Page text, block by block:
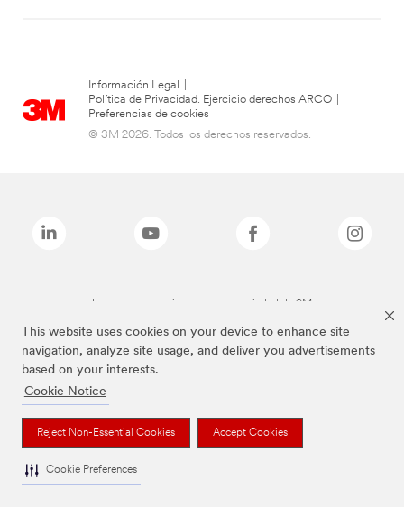
This website uses cookies on your device to enhance site
navigation, analyze site usage, and deliver you advertisements
based on your interests.
Cookie Notice
Reject Non-Essential Cookies Accept Cookies
Cookie Preferences
Información Legal
Política de Privacidad. Ejercicio derechos ARCO
Preferencias de cookies
© 3M 2026. Todos los derechos reservados.
Las marcas mencionadas son propiedad de 3M